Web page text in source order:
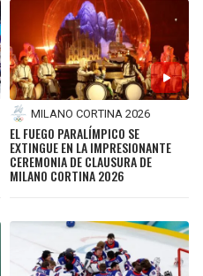
MILANO CORTINA 2026
EL FUEGO PARALÍMPICO SE
EXTINGUE EN LA IMPRESIONANTE
CEREMONIA DE CLAUSURA DE
MILANO CORTINA 2026